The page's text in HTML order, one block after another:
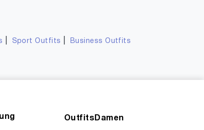
Sport Outfits Business Outfits
OutfitsDamen